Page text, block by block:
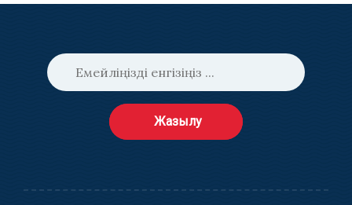
Жазылу